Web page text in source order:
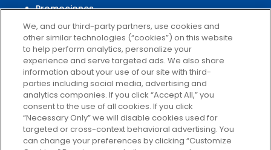
Promociones
Centro Financiero El Super
Servicio al Cliente
Ayuda
Políticas de privacidad
Términos de uso
El Super Survey
We, and our third-party partners, use cookies and
other similar technologies (“cookies”) on this website
to help perform analytics, personalize your
experience and serve targeted ads. We also share
information about your use of our site with third-
parties including social media, advertising and
analytics companies. If you click “Accept All,” you
consent to the use of all cookies. If you click
“Necessary Only” we will disable cookies used for
targeted or cross-context behavioral advertising. You
can change your preferences by clicking “Customize